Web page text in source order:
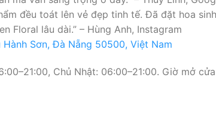
đều toát lên vẻ đẹp tinh tế. Đã đặt hoa
Floral lâu dài.” – Hùng Anh, Instagram
Sơn, Đà Nẵng 50500, Việt Nam
Chủ Nhật: 06:00–21:00. Giờ mở